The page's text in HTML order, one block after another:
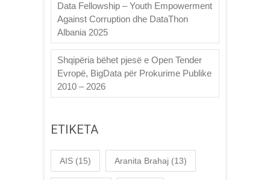
Data Fellowship – Youth Empowerment
Against Corruption dhe DataThon
Albania 2025
Shqipëria bëhet pjesë e Open Tender
Evropë, BigData për Prokurime Publike
2010 – 2026
ETIKETA
AIS (15) Aranita Brahaj (13)